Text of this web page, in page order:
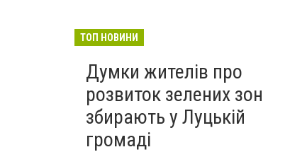
ТОП НОВИНИ
Думки жителів про
розвиток зелених зон
збирають у Луцькій
громаді